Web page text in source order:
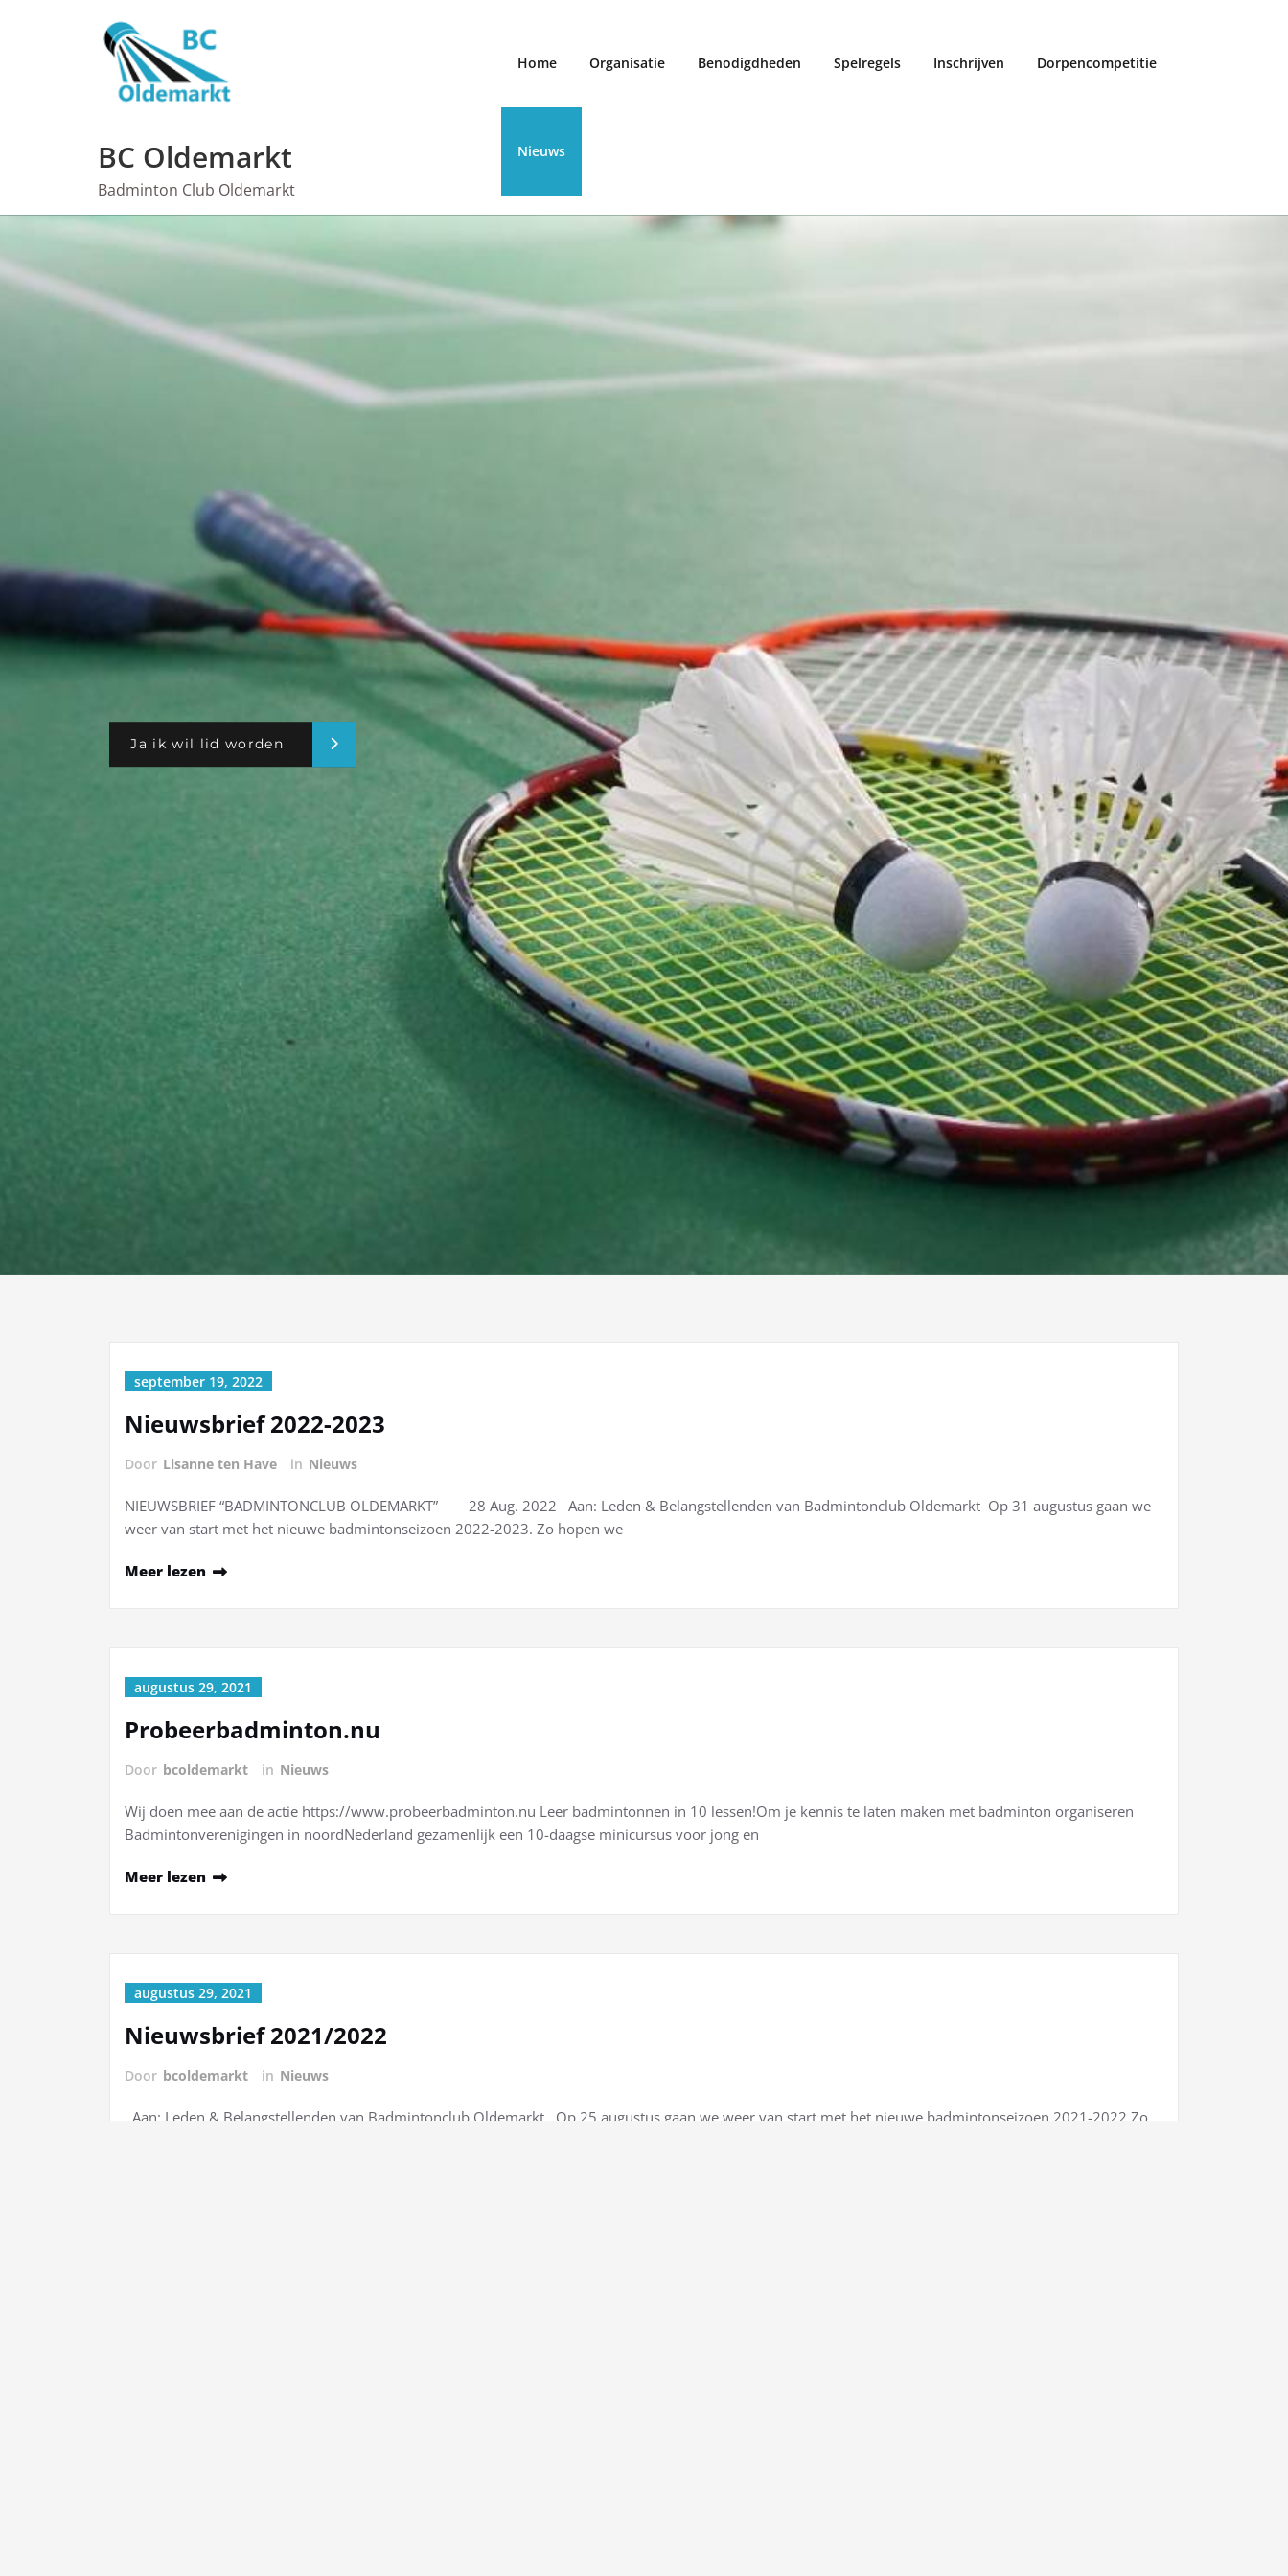
BC Oldemarkt
Badminton Club Oldemarkt
Home Organisatie Benodigdheden Spelregels Inschrijven Dorpencompetitie
Nieuws
Ja ik wil lid worden
september 19, 2022
Nieuwsbrief 2022-2023
Door Lisanne ten Have in Nieuws
NIEUWSBRIEF “BADMINTONCLUB OLDEMARKT” 28 Aug. 2022 Aan: Leden & Belangstellenden van Badmintonclub Oldemarkt Op 31 augustus gaan we
weer van start met het nieuwe badmintonseizoen 2022-2023. Zo hopen we
Meer lezen
augustus 29, 2021
Probeerbadminton.nu
Door bcoldemarkt in Nieuws
Wij doen mee aan de actie https://www.probeerbadminton.nu Leer badmintonnen in 10 lessen!Om je kennis te laten maken met badminton organiseren
Badmintonverenigingen in noordNederland gezamenlijk een 10-daagse minicursus voor jong en
Meer lezen
augustus 29, 2021
Nieuwsbrief 2021/2022
Door bcoldemarkt in Nieuws
Aan: Leden & Belangstellenden van Badmintonclub Oldemarkt Op 25 augustus gaan we weer van start met het nieuwe badmintonseizoen 2021-2022 Zo